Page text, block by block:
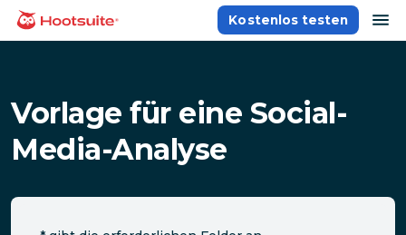
Direkt
zumHomepage
Kostenlos testen
Vorlage für eine Social-
Media-Analyse